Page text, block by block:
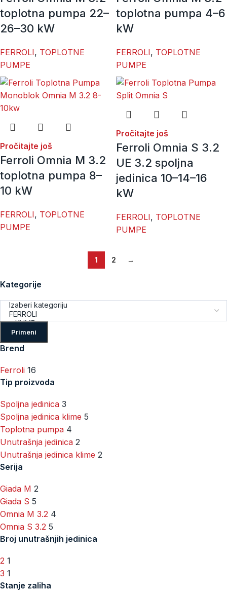
Kategorije
Primeni
Brend
Ferroli 16
Tip proizvoda
Spoljna jedinica 3
Spoljna jedinica klime 5
Toplotna pumpa 4
Unutrašnja jedinica 2
Unutrašnja jedinica klime 2
Serija
Giada M 2
Giada S 5
Omnia M 3.2 4
Omnia S 3.2 5
Broj unutrašnjih jedinica
2 1
3 1
Stanje zaliha
toplotna pumpa 22–
26–30 kW
FERROLI, TOPLOTNE
PUMPE
toplotna pumpa 4–6
kW
FERROLI, TOPLOTNE
PUMPE
Pročitajte još
Ferroli Omnia M 3.2
toplotna pumpa 8–
10 kW
FERROLI, TOPLOTNE
PUMPE
Pročitajte još
Ferroli Omnia S 3.2
UE 3.2 spoljna
jedinica 10–14–16
kW
FERROLI, TOPLOTNE
PUMPE
1 2 →